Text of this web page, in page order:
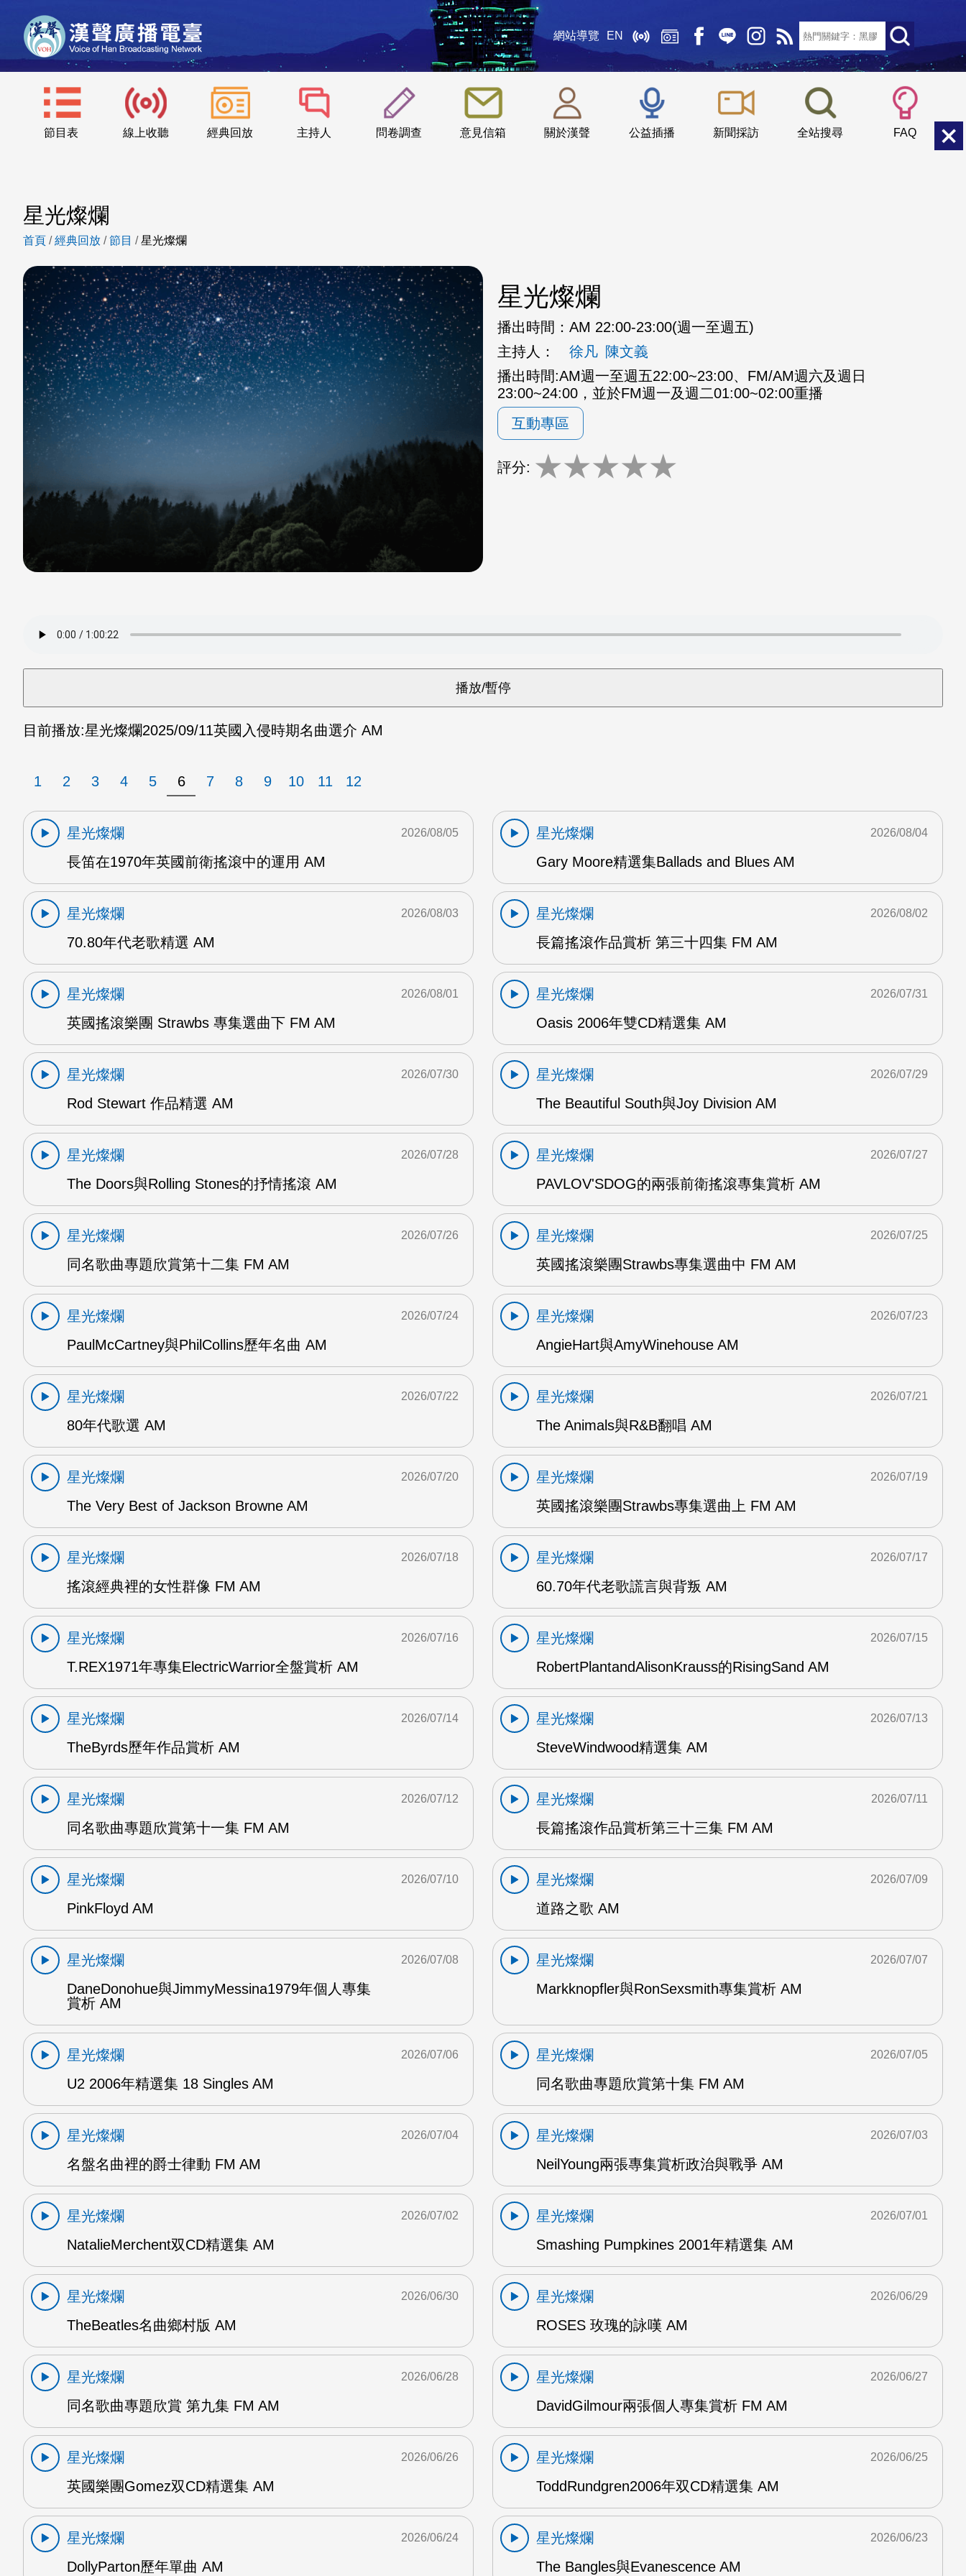
網站導覽 EN
節目表 線上收聽 經典回放 主持人 問卷調查 意見信箱 關於漢聲 公益插播 新聞採訪 全站搜尋 FAQ
::: 小 中
星光燦爛
首頁 /經典回放 /節目 /星光燦爛
星光燦爛
播出時間： AM 22:00-23:00(週一至週五)
主持人：
徐凡 陳文義
播出時間:AM週一至週五22:00~23:00、FM/AM週六及週日
23:00~24:00，並於FM週一及週二01:00~02:00重播
互動專區
評分: ★★★★★
目前播放:星光燦爛2025/09/11英國入侵時期名曲選介 AM
1 2 3 4 5 6 7 8 9 10 11 12
星光燦爛
長笛在1970年英國前衛搖滾中的運用 AM
2026/08/05
星光燦爛
Gary Moore精選集Ballads and Blues AM
2026/08/04
星光燦爛
70.80年代老歌精選 AM
2026/08/03
星光燦爛
長篇搖滾作品賞析 第三十四集 FM AM
2026/08/02
星光燦爛
英國搖滾樂團 Strawbs 專集選曲下 FM AM
2026/08/01
星光燦爛
Oasis 2006年雙CD精選集 AM
2026/07/31
星光燦爛
Rod Stewart 作品精選 AM
2026/07/30
星光燦爛
The Beautiful South與Joy Division AM
2026/07/29
星光燦爛
The Doors與Rolling Stones的抒情搖滾 AM
2026/07/28
星光燦爛
PAVLOV'SDOG的兩張前衛搖滾專集賞析 AM
2026/07/27
星光燦爛
同名歌曲專題欣賞第十二集 FM AM
2026/07/26
星光燦爛
英國搖滾樂團Strawbs專集選曲中 FM AM
2026/07/25
星光燦爛
PaulMcCartney與PhilCollins歷年名曲 AM
2026/07/24
星光燦爛
AngieHart與AmyWinehouse AM
2026/07/23
星光燦爛
80年代歌選 AM
2026/07/22
星光燦爛
The Animals與R&B翻唱 AM
2026/07/21
星光燦爛
The Very Best of Jackson Browne AM
2026/07/20
星光燦爛
英國搖滾樂團Strawbs專集選曲上 FM AM
2026/07/19
星光燦爛
搖滾經典裡的女性群像 FM AM
2026/07/18
星光燦爛
60.70年代老歌謊言與背叛 AM
2026/07/17
星光燦爛
T.REX1971年專集ElectricWarrior全盤賞析 AM
2026/07/16
星光燦爛
RobertPlantandAlisonKrauss的RisingSand AM
2026/07/15
星光燦爛
TheByrds歷年作品賞析 AM
2026/07/14
星光燦爛
SteveWindwood精選集 AM
2026/07/13
星光燦爛
同名歌曲專題欣賞第十一集 FM AM
2026/07/12
星光燦爛
長篇搖滾作品賞析第三十三集 FM AM
2026/07/11
星光燦爛
PinkFloyd AM
2026/07/10
星光燦爛
道路之歌 AM
2026/07/09
星光燦爛
DaneDonohue與JimmyMessina1979年個人專集
賞析 AM
2026/07/08
星光燦爛
Markknopfler與RonSexsmith專集賞析 AM
2026/07/07
星光燦爛
U2 2006年精選集 18 Singles AM
2026/07/06
星光燦爛
同名歌曲專題欣賞第十集 FM AM
2026/07/05
星光燦爛
名盤名曲裡的爵士律動 FM AM
2026/07/04
星光燦爛
NeilYoung兩張專集賞析政治與戰爭 AM
2026/07/03
星光燦爛
NatalieMerchent双CD精選集 AM
2026/07/02
星光燦爛
Smashing Pumpkines 2001年精選集 AM
2026/07/01
星光燦爛
TheBeatles名曲鄉村版 AM
2026/06/30
星光燦爛
ROSES 玫瑰的詠嘆 AM
2026/06/29
星光燦爛
同名歌曲專題欣賞 第九集 FM AM
2026/06/28
星光燦爛
DavidGilmour兩張個人專集賞析 FM AM
2026/06/27
星光燦爛
英國樂團Gomez双CD精選集 AM
2026/06/26
星光燦爛
ToddRundgren2006年双CD精選集 AM
2026/06/25
星光燦爛
DollyParton歷年單曲 AM
2026/06/24
星光燦爛
The Bangles與Evanescence AM
2026/06/23